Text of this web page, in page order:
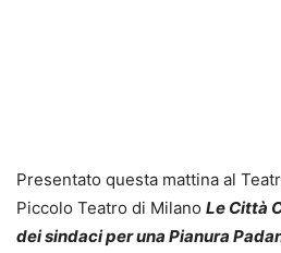
Presentato questa mattina al
Piccolo Teatro di Milano Le Città
dei sindaci per una Pianura